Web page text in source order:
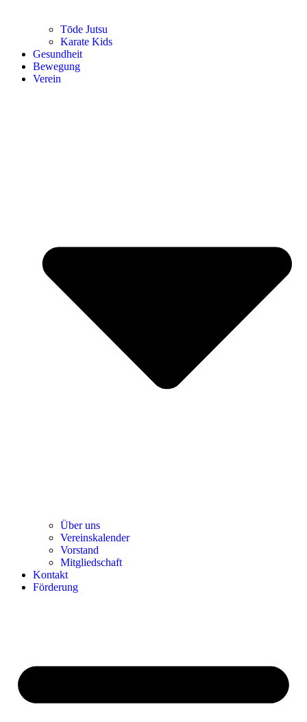
Tōde Jutsu
Kara­te Kids
Gesund­heit
Bewe­gung
Ver­ein
Über uns
Ver­einska­len­der
Vor­stand
Mit­glied­schaft
Kon­takt
För­de­rung